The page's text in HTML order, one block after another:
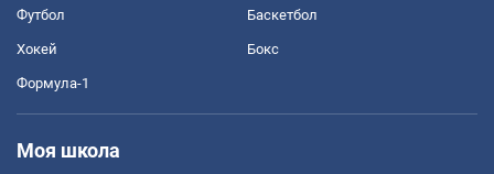
Футбол Баскетбол
Хокей Бокс
Формула-1
Моя школа